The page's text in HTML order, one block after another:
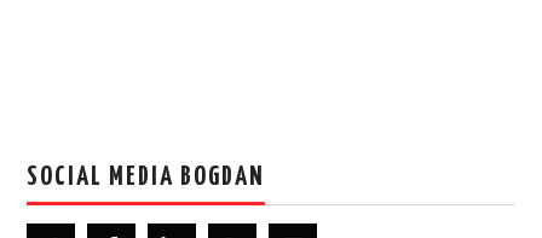
SOCIAL MEDIA BOGDAN